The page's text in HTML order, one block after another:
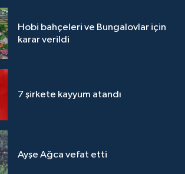
Hobi bahçeleri ve Bungalovlar için
karar verildi
7 şirkete kayyum atandı
Ayşe Ağca vefat etti